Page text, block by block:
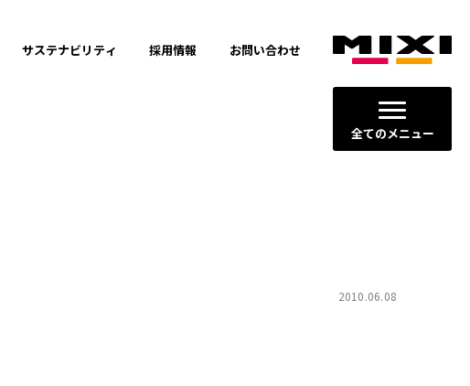
全てのメニュー
サステナビリティ 採用情報 お問い合わせ
2010.06.08